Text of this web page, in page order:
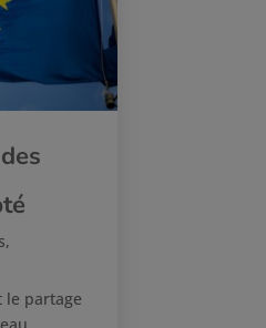
,
le partage